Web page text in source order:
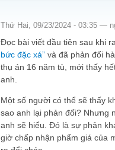
Thứ Hai, 09/23/2024 - 03:35 —
Đọc bài viết đầu tiên sau khi
bức đặc xá” và đã phản đối
thụ án 16 năm tù, mới thấy
anh.
Một số người có thể sẽ thấy
sao anh lại phản đối? Nhưng
anh sẽ hiểu. Đó là sự phản
giờ chấp nhận phẩm giá của